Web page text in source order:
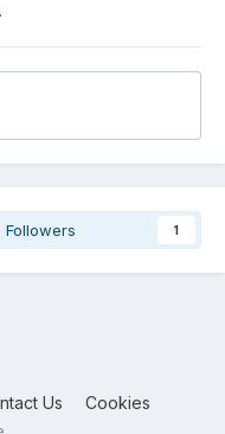
Followers 1
Us Cookies